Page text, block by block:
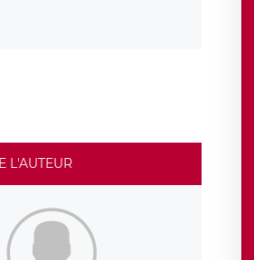
Senghor, joignable à l’adresse mail :
Vous avez
d’introduire une réclamation auprès
L'AUTEUR